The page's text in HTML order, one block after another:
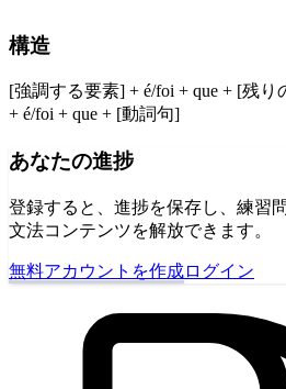
構造
[強調する要素] + é/foi + que + [
+ é/foi + que + [動詞句]
あなたの進捗
登録すると、進捗を保存し、練習
文法コンテンツを解放できます。
無料アカウントを作成ログイン